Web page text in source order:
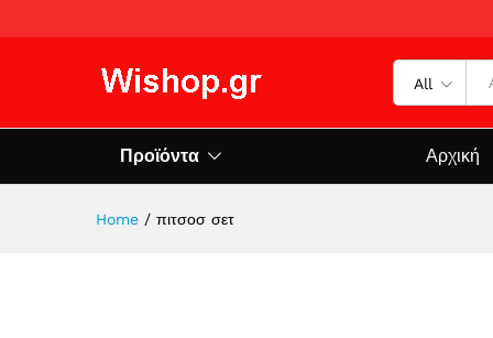
All
Προϊόντα Αρχική
Home / πιτσοσ σετ